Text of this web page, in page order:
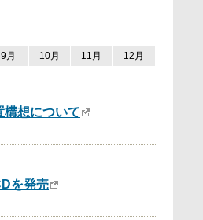
9月 10月 11月 12月
構想について
を発売